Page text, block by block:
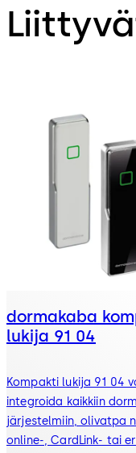
dormakaba
lukija 91 04
Kompakti lukija 91 04
integroida kaikkiin
järjestelmiin, olivatpa
online-, CardLink- tai